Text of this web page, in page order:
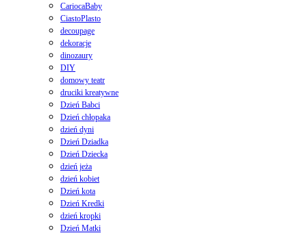
CariocaBaby
CiastoPlasto
decoupage
dekoracje
dinozaury
DIY
domowy teatr
druciki kreatywne
Dzień Babci
Dzień chłopaka
dzień dyni
Dzień Dziadka
Dzień Dziecka
dzień jeża
dzień kobiet
Dzień kota
Dzień Kredki
dzień kropki
Dzień Matki